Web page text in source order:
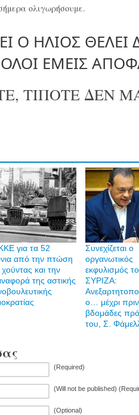
ολιγωρήσουμε.
Ο ΗΛΙΟΣ
ΕΜΕΙΣ
ΤΙΠΟΤΕ ΔΕΝ
για τα 52
από την πτώση
και την
της αστικής
Συνεχίζεται ο
οργανωτικός
εκφυλισμός
ΣΥΡΙΖΑ:
ο… μέχρι
βδομάδες
του, Σ.
(Required)
(Will not be published)
(Optional)